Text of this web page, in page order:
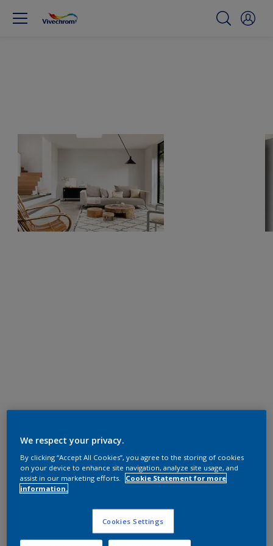
We respect your privacy.
By clicking “Accept All Cookies”, you agree to the storing of cookies
on your device to enhance site navigation, analyze site usage, and
assist in our marketing efforts.
Cookie Statement for more
information.
Cookies Settings